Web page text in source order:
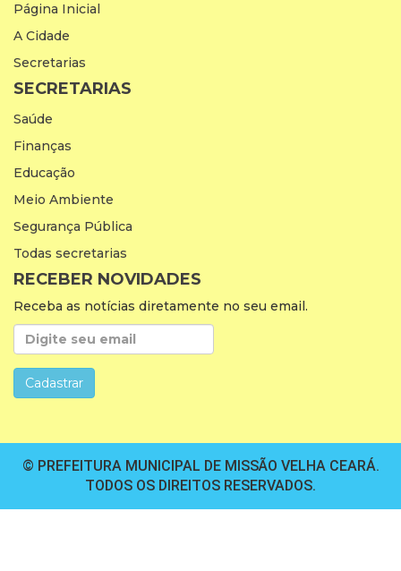
Página Inicial
A Cidade
Secretarias
SECRETARIAS
Saúde
Finanças
Educação
Meio Ambiente
Segurança Pública
Todas secretarias
RECEBER NOVIDADES
Receba as notícias diretamente no seu email.
© PREFEITURA MUNICIPAL DE MISSÃO VELHA CEARÁ.
TODOS OS DIREITOS RESERVADOS.